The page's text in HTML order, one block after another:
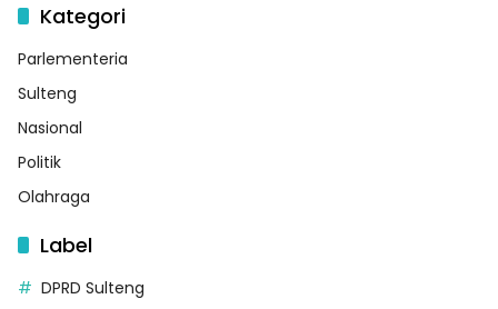
Kategori
Parlementeria
Sulteng
Nasional
Politik
Olahraga
Label
DPRD Sulteng